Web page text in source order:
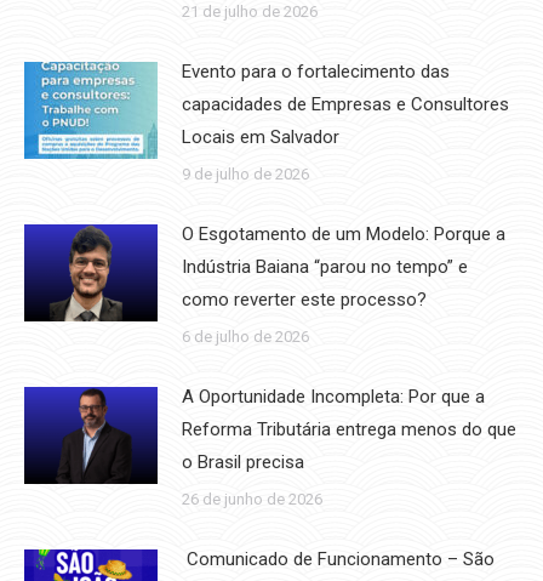
21 de julho de 2026
Evento para o fortalecimento das
capacidades de Empresas e Consultores
Locais em Salvador
9 de julho de 2026
O Esgotamento de um Modelo: Porque a
Indústria Baiana “parou no tempo” e
como reverter este processo?
6 de julho de 2026
A Oportunidade Incompleta: Por que a
Reforma Tributária entrega menos do que
o Brasil precisa
26 de junho de 2026
Comunicado de Funcionamento – São